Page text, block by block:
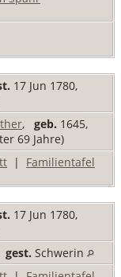
17 Jun 1780,
, geb. 1645,
69 Jahre)
| Familientafel
17 Jun 1780,
gest. Schwerin